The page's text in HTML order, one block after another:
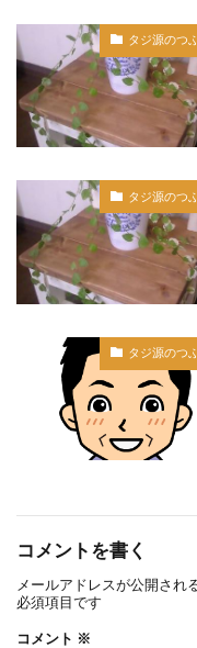
タジ源のつ
タジ源のつ
タジ源のつ
コメントを書く
メールアドレスが公開され
必須項目です
コメント ※